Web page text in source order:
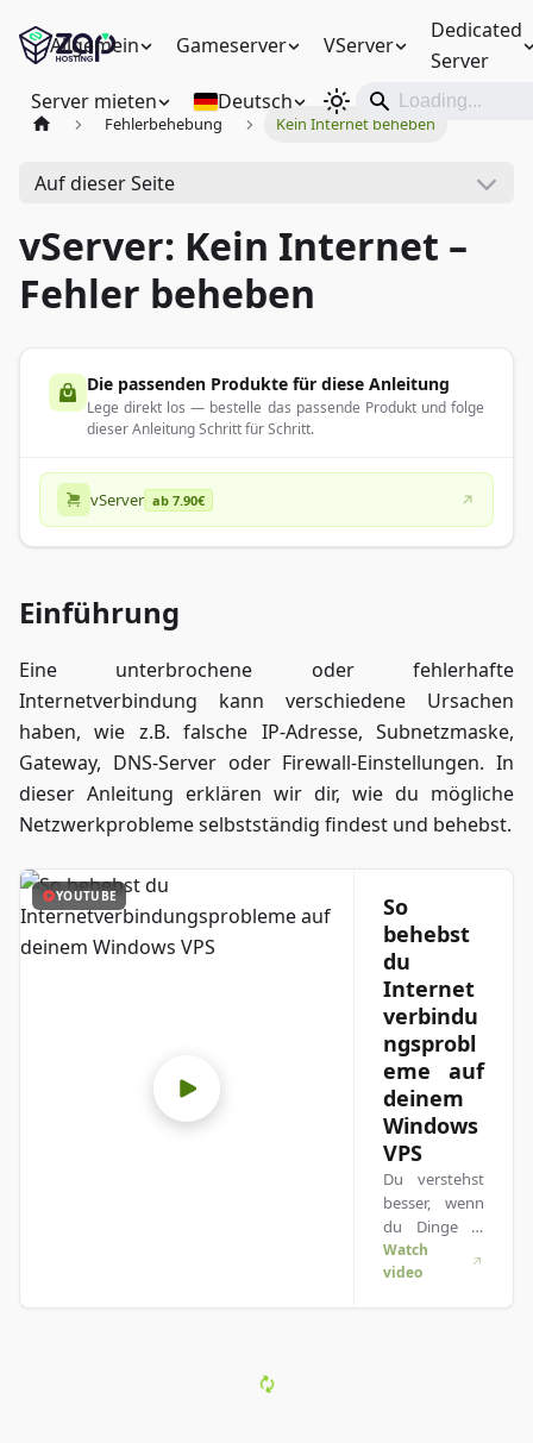
Allgemein Gameserver VServer
Dedicated
Server
Server mieten
Deutsch
Fehlerbehebung Kein Internet beheben
Auf dieser Seite
vServer: Kein Internet –
Fehler beheben
Die passenden Produkte für diese Anleitung
Lege direkt los — bestelle das passende Produkt und folge
dieser Anleitung Schritt für Schritt.
vServer ab 7.90€
Einführung
Eine unterbrochene oder fehlerhafte
Internetverbindung kann verschiedene Ursachen
haben, wie z.B. falsche IP-Adresse, Subnetzmaske,
Gateway, DNS-Server oder Firewall-Einstellungen. In
dieser Anleitung erklären wir dir, wie du mögliche
Netzwerkprobleme selbstständig findest und behebst.
YOUTUBE
So
behebst
du
Internet
verbindu
ngsprobl
eme auf
deinem
Windows
VPS
Du verstehst
besser, wenn
du Dinge in
Aktion siehst?
Kein Problem!
Watch
video